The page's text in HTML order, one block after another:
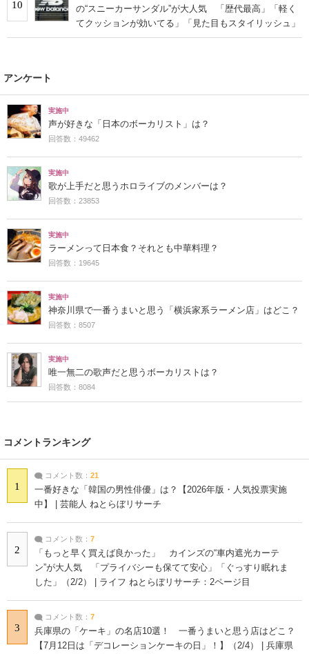
10
の“スニーカーサンダル”が大人気 「歴代最高」「軽く
てクッションが効いてる」「見た目もスタイリッシュ」
アンケート
実施中
声が好きな「日本のボーカリスト」は？
回答数：49462
実施中
歌が上手だと思うホロライブのメンバーは？
回答数：23853
実施中
ラーメンって日本食？それとも中華料理？
回答数：19645
実施中
神奈川県で一番うまいと思う「横浜家系ラーメン店」はどこ？
回答数：8507
実施中
唯一無二の歌声だと思うボーカリストは？
回答数：8084
コメントランキング
1
コメント数： 21
一番好きな「韓国の男性俳優」は？【2026年版・人気投票実施
中】 | 芸能人 ねとらぼリサーチ
2
コメント数： 7
「もっと早く買えば良かった」 カインズの“車内遮光カーテ
ン”が大人気 「プライバシーも保てて安心」「ぐっすり眠れま
した」（2/2） | ライフ ねとらぼリサーチ：2ページ目
3
コメント数： 7
兵庫県の「ケーキ」の名店10選！ 一番うまいと思う店はどこ？
【7月12日は「デコレーションケーキの日」！】（2/4） | 兵庫県